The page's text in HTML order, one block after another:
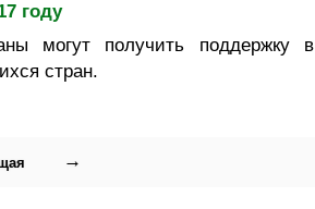
году
могут получить поддержку в
стран.
→